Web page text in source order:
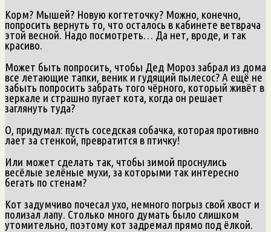
Корм? Мышей? Новую когтеточку? Можно, конечно,
попросить вернуть то, что осталось в кабинете ветврача
этой весной. Надо посмотреть… Да нет, вроде, и так
красиво.
Может быть попросить, чтобы Дед Мороз забрал из дома
все летающие тапки, веник и гудящий пылесос? А ещё не
забыть попросить забрать того чёрного, который живёт в
зеркале и страшно пугает кота, когда он решает
заглянуть туда?
О, придумал: пусть соседская собачка, которая противно
лает за стенкой, превратится в птичку!
Или может сделать так, чтобы зимой проснулись
весёлые зелёные мухи, за которыми так интересно
бегать по стенам?
Кот задумчиво почесал ухо, немного погрыз свой хвост и
полизал лапу. Столько много думать было слишком
утомительно, поэтому кот задремал прямо под ёлкой.